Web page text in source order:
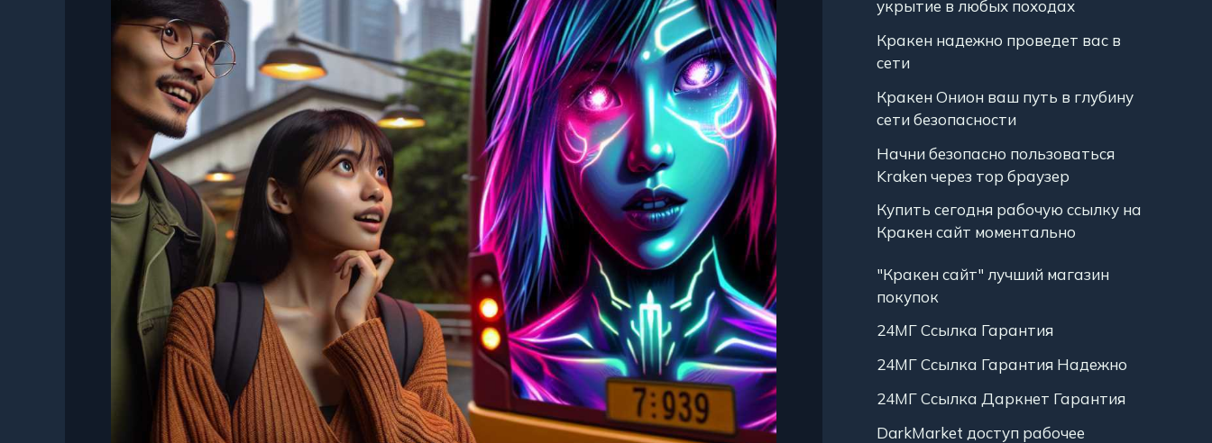
укрытие в любых походах
Кракен надежно проведет вас в
сети
Кракен Онион ваш путь в глубину
сети безопасности
Начни безопасно пользоваться
Kraken через тор браузер
Купить сегодня рабочую ссылку на
Кракен сайт моментально
"Кракен сайт" лучший магазин
покупок
24МГ Ссылка Гарантия
24МГ Ссылка Гарантия Надежно
24МГ Ссылка Даркнет Гарантия
DarkMarket доступ рабочее